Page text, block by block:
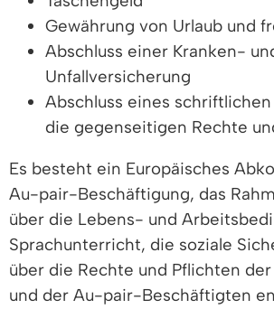
Gewährung von Urlaub und
Abschluss einer Kranken-
Unfallversicherung
Abschluss eines
die gegenseitigen Rechte
Es besteht ein Europäisches
Au-pair-Beschäftigung, das
über die Lebens- und
Sprachunterricht, die soziale
über die Rechte und Pflichten
und der Au-pair-Beschäftigten